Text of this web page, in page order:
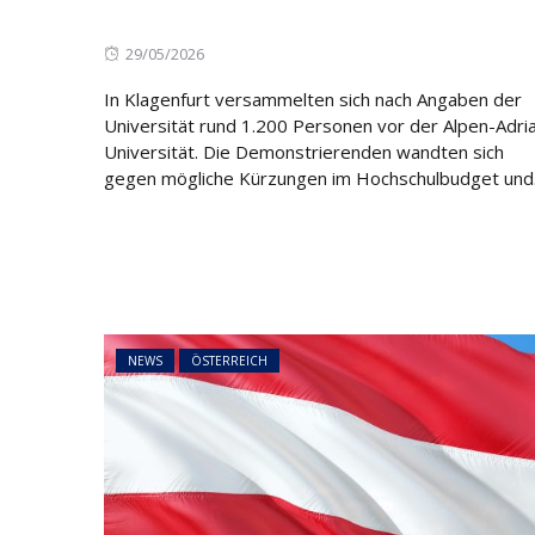
Posted
29/05/2026
In Klagenfurt versammelten sich nach Angaben der
Universität rund 1.200 Personen vor der Alpen-
Universität. Die Demonstrierenden wandten sich
gegen mögliche Kürzungen im Hochschulbudget
NEWS ÖSTERREICH
Rückläufiger
sich fort